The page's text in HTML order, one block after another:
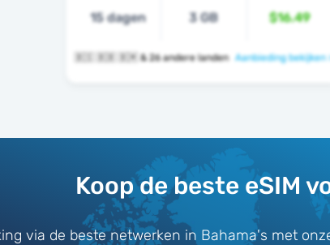
15 dagen 3 GB $16.49
🇧🇸 🇧🇧 🇧🇲 & 26 andere landen Aanbieding bekijken
Koop de beste eSIM
via de beste netwerken in Bahama's met